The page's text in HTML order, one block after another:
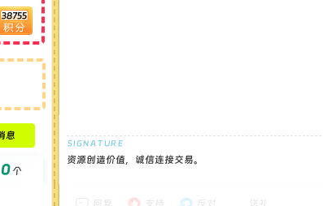
38755
息
0个
资源创造价值，诚信连接交易。